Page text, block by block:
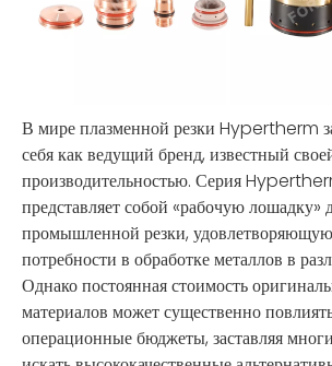
В мире плазменной резки Hypertherm
себя как ведущий бренд, известный
производительностью. Серия
представляет собой «рабочую лошадку»
промышленной резки,
потребности в обработке металлов в
Однако постоянная стоимость
материалов может существенно
операционные бюджеты, заставляя